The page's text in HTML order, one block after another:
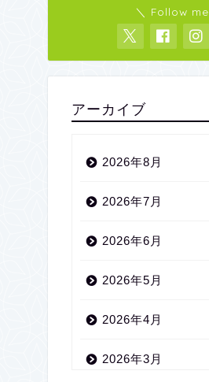
＼ Follow
アーカイブ
2026年8月
2026年7月
2026年6月
2026年5月
2026年4月
2026年3月